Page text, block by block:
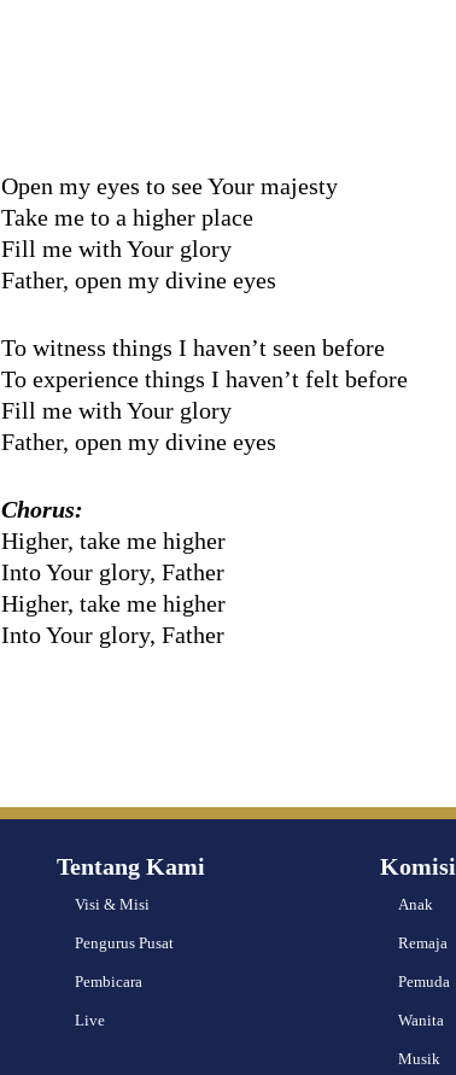
Open my eyes to see Your majesty
Take me to a higher place
Fill me with Your glory
Father, open my divine eyes
To witness things I haven’t seen before
To experience things I haven’t felt before
Fill me with Your glory
Father, open my divine eyes
Chorus:
Higher, take me higher
Into Your glory, Father
Higher, take me higher
Into Your glory, Father
Tentang Kami
Visi & Misi
Pengurus Pusat
Pembicara
Live
Komisi
Anak
Remaja
Pemuda
Wanita
Musik